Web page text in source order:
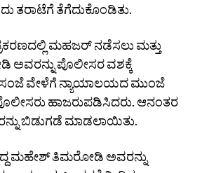
ತರಾಟೆಗೆ ತೆಗೆದುಕೊಂಡಿತು.
ಮಹಜರ್‌ ನಡೆಸಲು ಮತ್ತು
ಪೊಲೀಸರ ವಶಕ್ಕೆ
ಸಂಜೆ ವೇಳೆಗೆ ನ್ಯಾಯಾಲಯದ ಮುಂಜೆ
ಹಾಜರುಪಡಿಸಿದರು. ಆನಂತರ
ಬಿಡುಗಡೆ ಮಾಡಲಾಯಿತು.
ಮಹೇಶ್‌ ತಿಮರೋಡಿ ಅವರನ್ನು